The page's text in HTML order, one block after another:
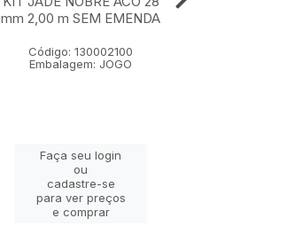
mm 2,00 m SEM EMENDA
Código: 130002100
Embalagem: JOGO
Faça seu login
ou
cadastre-se
para ver preços
e comprar